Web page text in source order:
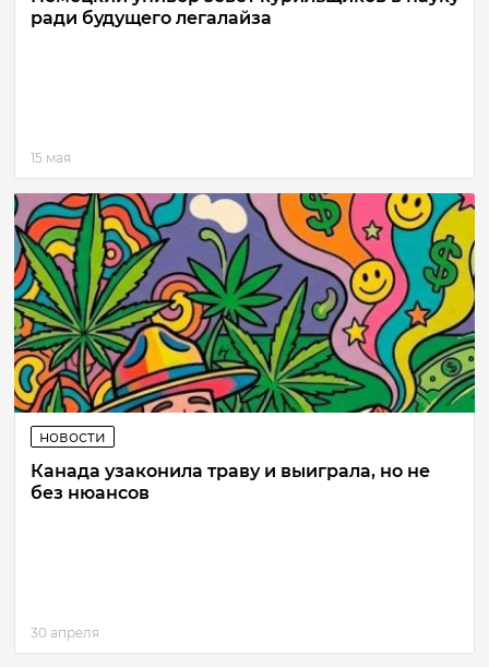
ради будущего легалайза
15 мая
новости
Канада узаконила траву и выиграла, но не
без нюансов
30 апреля